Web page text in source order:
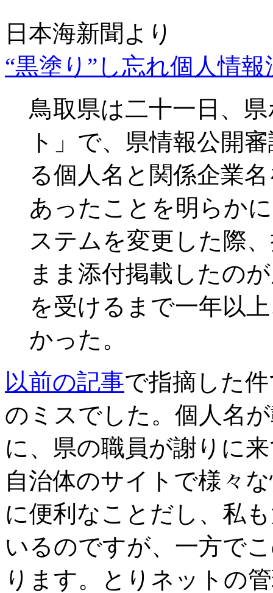
日本海新聞より
“黒塗り”し忘れ個人情
鳥取県は二十一日、
ト」で、県情報公開
る個人名と関係企業
あったことを明らか
ステムを変更した際
まま添付掲載したの
を受けるまで一年以
かった。
以前の記事で指摘した
のミスでした。個人名
に、県の職員が謝りに
自治体のサイトで様々
に便利なことだし、私
いるのですが、一方で
ります。とりネットの